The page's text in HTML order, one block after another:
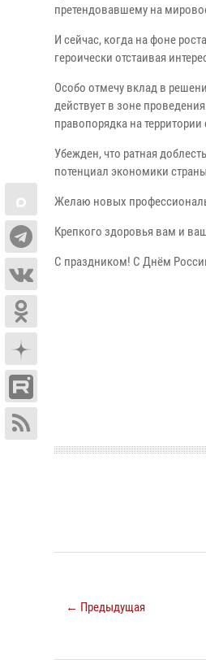
претендовавшему на
И сейчас, когда на фоне
героически отстаивая
Особо отмечу вклад в
действует в зоне
правопорядка на территории
Убежден, что ратная
потенциал экономики
Желаю новых
Крепкого здоровья вам и
С праздником! С Днём
← Предыдущая